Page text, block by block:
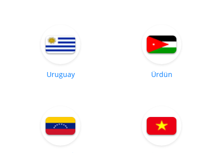
Uruguay Ürdün